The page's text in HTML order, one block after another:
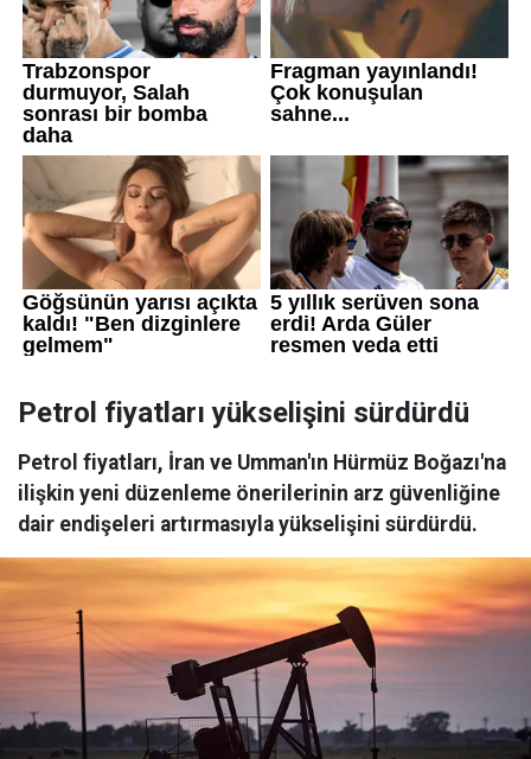
Petrol fiyatları yükselişini sürdürdü
Petrol fiyatları, İran ve Umman'ın Hürmüz Boğazı'na
ilişkin yeni düzenleme önerilerinin arz güvenliğine
dair endişeleri artırmasıyla yükselişini sürdürdü.